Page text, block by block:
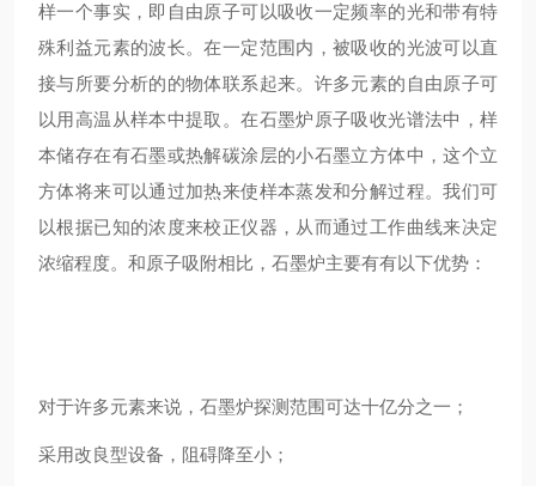
样一个事实，即自由原子可以吸收一定频率的光和带有特
殊利益元素的波长。在一定范围内，被吸收的光波可以直
接与所要分析的的物体联系起来。许多元素的自由原子可
以用高温从样本中提取。在石墨炉原子吸收光谱法中，样
本储存在有石墨或热解碳涂层的小石墨立方体中，这个立
方体将来可以通过加热来使样本蒸发和分解过程。我们可
以根据已知的浓度来校正仪器，从而通过工作曲线来决定
浓缩程度。和原子吸附相比，石墨炉主要有有以下优势：
对于许多元素来说，石墨炉探测范围可达十亿分之一；
采用改良型设备，阻碍降至小；